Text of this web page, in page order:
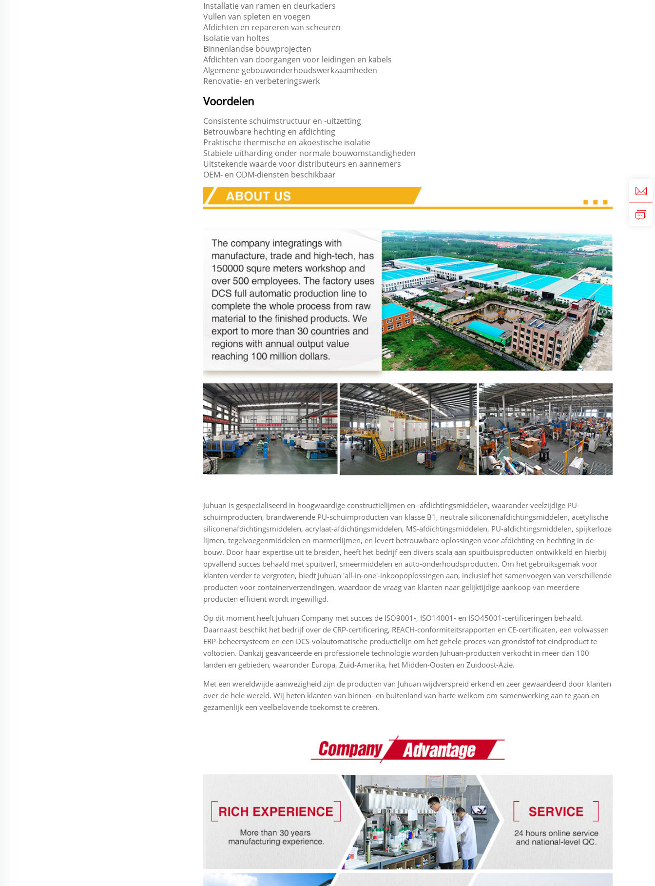
Installatie van ramen en deurkaders
Vullen van spleten en voegen
Afdichten en repareren van scheuren
Isolatie van holtes
Binnenlandse bouwprojecten
Afdichten van doorgangen voor leidingen en kabels
Algemene gebouwonderhoudswerkzaamheden
Renovatie- en verbeteringswerk
Voordelen
Consistente schuimstructuur en -uitzetting
Betrouwbare hechting en afdichting
Praktische thermische en akoestische isolatie
Stabiele uitharding onder normale bouwomstandigheden
Uitstekende waarde voor distributeurs en aannemers
OEM- en ODM-diensten beschikbaar
Juhuan is gespecialiseerd in hoogwaardige constructielijmen en -afdichtingsmiddelen, waaronder veelzijdige PU-
schuimproducten, brandwerende PU-schuimproducten van klasse B1, neutrale siliconenafdichtingsmiddelen, acetylische
siliconenafdichtingsmiddelen, acrylaat-afdichtingsmiddelen, MS-afdichtingsmiddelen, PU-afdichtingsmiddelen, spijkerloze
lijmen, tegelvoegenmiddelen en marmerlijmen, en levert betrouwbare oplossingen voor afdichting en hechting in de
bouw. Door haar expertise uit te breiden, heeft het bedrijf een divers scala aan spuitbuisproducten ontwikkeld en hierbij
opvallend succes behaald met spuitverf, smeermiddelen en auto-onderhoudsproducten. Om het gebruiksgemak voor
klanten verder te vergroten, biedt Juhuan 'all-in-one'-inkoopoplossingen aan, inclusief het samenvoegen van verschillende
producten voor containerverzendingen, waardoor de vraag van klanten naar gelijktijdige aankoop van meerdere
producten efficiënt wordt ingewilligd.
Op dit moment heeft Juhuan Company met succes de ISO9001-, ISO14001- en ISO45001-certificeringen behaald.
Daarnaast beschikt het bedrijf over de CRP-certificering, REACH-conformiteitsrapporten en CE-certificaten, een volwassen
ERP-beheersysteem en een DCS-volautomatische productielijn om het gehele proces van grondstof tot eindproduct te
voltooien. Dankzij geavanceerde en professionele technologie worden Juhuan-producten verkocht in meer dan 100
landen en gebieden, waaronder Europa, Zuid-Amerika, het Midden-Oosten en Zuidoost-Azië.
Met een wereldwijde aanwezigheid zijn de producten van Juhuan wijdverspreid erkend en zeer gewaardeerd door klanten
over de hele wereld. Wij heten klanten van binnen- en buitenland van harte welkom om samenwerking aan te gaan en
gezamenlijk een veelbelovende toekomst te creëren.